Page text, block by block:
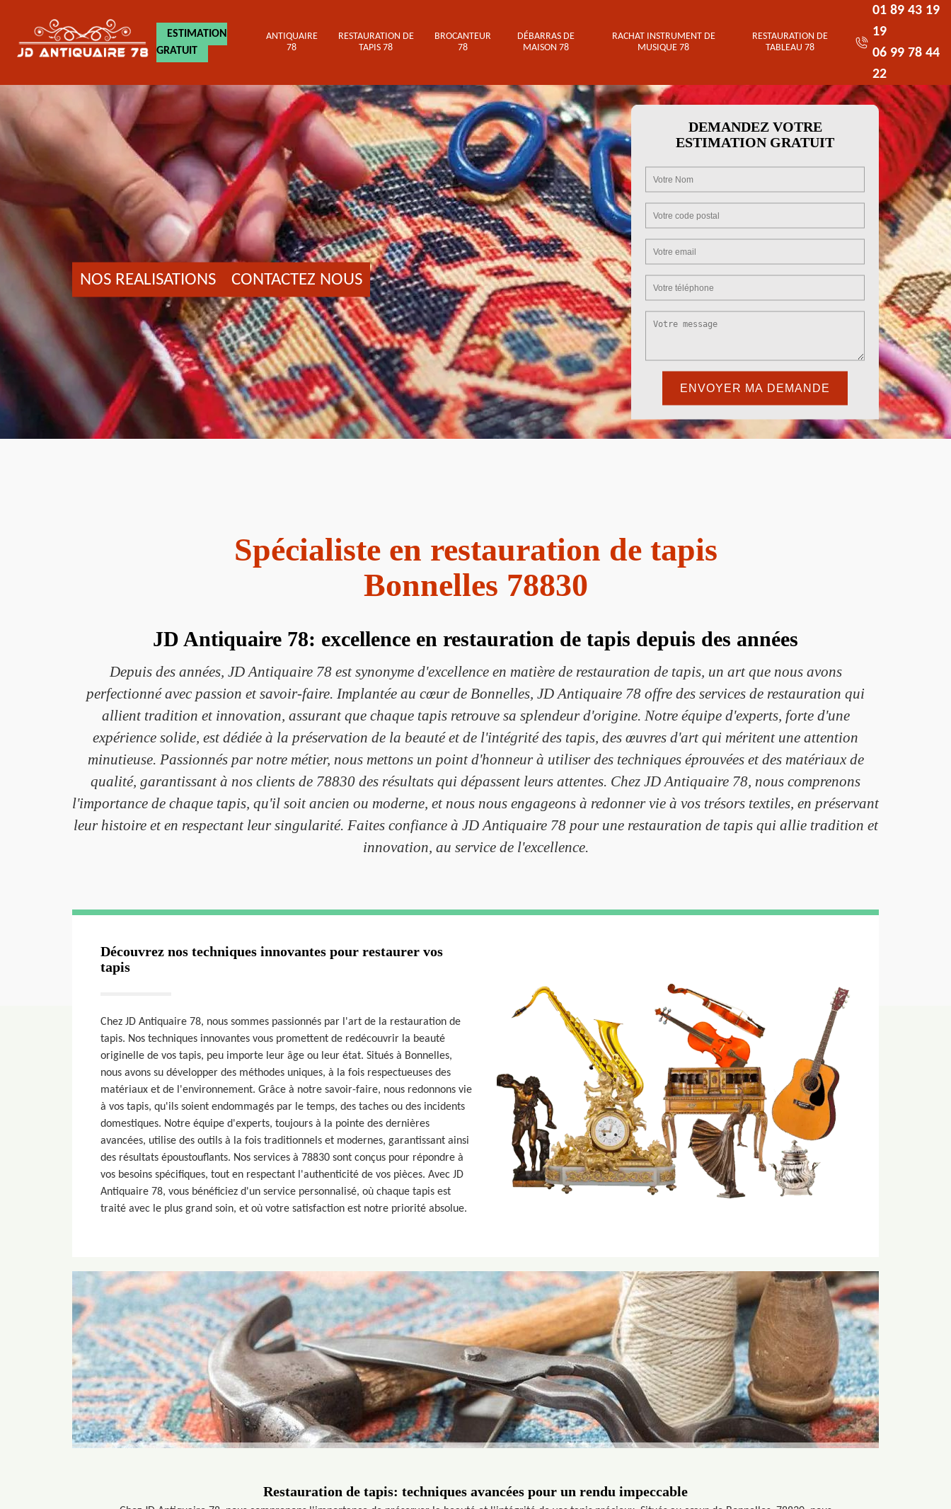
ESTIMATION
GRATUIT
ANTIQUAIRE
78
RESTAURATION DE
TAPIS 78
BROCANTEUR
78
DÉBARRAS DE
MAISON 78
RACHAT INSTRUMENT DE
MUSIQUE 78
RESTAURATION DE
TABLEAU 78
01 89 43 19
19
06 99 78 44
22
NOS REALISATIONS CONTACTEZ NOUS
DEMANDEZ VOTRE
ESTIMATION GRATUIT
Spécialiste en restauration de tapis
Bonnelles 78830
JD Antiquaire 78: excellence en restauration de tapis depuis des années
Depuis des années, JD Antiquaire 78 est synonyme d'excellence en matière de restauration de tapis, un art que nous avons
perfectionné avec passion et savoir-faire. Implantée au cœur de Bonnelles, JD Antiquaire 78 offre des services de restauration qui
allient tradition et innovation, assurant que chaque tapis retrouve sa splendeur d'origine. Notre équipe d'experts, forte d'une
expérience solide, est dédiée à la préservation de la beauté et de l'intégrité des tapis, des œuvres d'art qui méritent une attention
minutieuse. Passionnés par notre métier, nous mettons un point d'honneur à utiliser des techniques éprouvées et des matériaux de
qualité, garantissant à nos clients de 78830 des résultats qui dépassent leurs attentes. Chez JD Antiquaire 78, nous comprenons
l'importance de chaque tapis, qu'il soit ancien ou moderne, et nous nous engageons à redonner vie à vos trésors textiles, en préservant
leur histoire et en respectant leur singularité. Faites confiance à JD Antiquaire 78 pour une restauration de tapis qui allie tradition et
innovation, au service de l'excellence.
Découvrez nos techniques innovantes pour restaurer vos
tapis
Chez JD Antiquaire 78, nous sommes passionnés par l'art de la restauration de
tapis. Nos techniques innovantes vous promettent de redécouvrir la beauté
originelle de vos tapis, peu importe leur âge ou leur état. Situés à Bonnelles,
nous avons su développer des méthodes uniques, à la fois respectueuses des
matériaux et de l'environnement. Grâce à notre savoir-faire, nous redonnons vie
à vos tapis, qu'ils soient endommagés par le temps, des taches ou des incidents
domestiques. Notre équipe d'experts, toujours à la pointe des dernières
avancées, utilise des outils à la fois traditionnels et modernes, garantissant ainsi
des résultats époustouflants. Nos services à 78830 sont conçus pour répondre à
vos besoins spécifiques, tout en respectant l'authenticité de vos pièces. Avec JD
Antiquaire 78, vous bénéficiez d'un service personnalisé, où chaque tapis est
traité avec le plus grand soin, et où votre satisfaction est notre priorité absolue.
Restauration de tapis: techniques avancées pour un rendu impeccable